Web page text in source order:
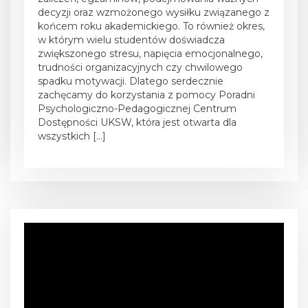
decyzji oraz wzmożonego wysiłku związanego z
końcem roku akademickiego. To również okres,
w którym wielu studentów doświadcza
zwiększonego stresu, napięcia emocjonalnego,
trudności organizacyjnych czy chwilowego
spadku motywacji. Dlatego serdecznie
zachęcamy do korzystania z pomocy Poradni
Psychologiczno-Pedagogicznej Centrum
Dostępności UKSW, która jest otwarta dla
wszystkich […]